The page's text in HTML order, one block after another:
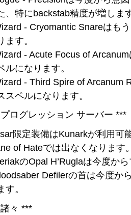
、特にbackstab精度が増しま
- Cryomantic Snareはも
ます。
- Acute Focus of
ルになります。
- Third Spire of Arcanum
スペルになります。
ログレッション サーバー ***
限定装備はKunarkが利用可
of Hateでは出なくなります
のOpal H’Ruglaは今度か
Defilerの首は今度か
す。
々 ***